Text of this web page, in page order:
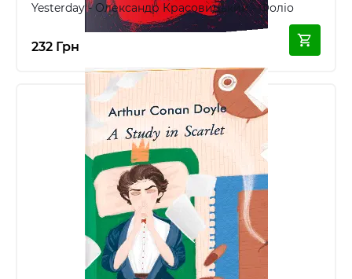
Yesterday - Олександр Красовицький - Фоліо
232 Грн